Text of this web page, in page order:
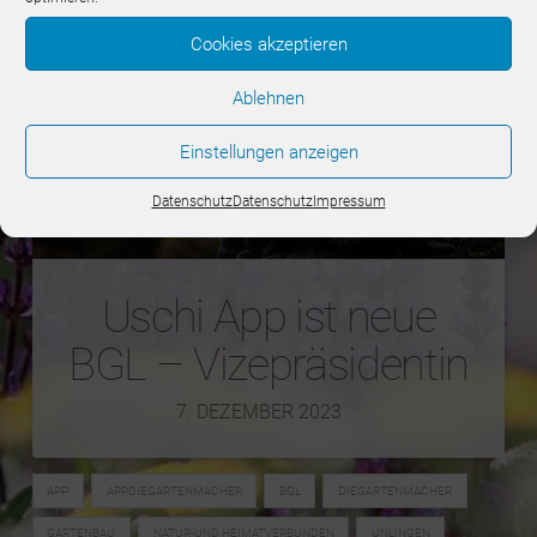
Cookies akzeptieren
Ablehnen
Einstellungen anzeigen
DatenschutzDatenschutzImpressum
Uschi App ist neue
BGL – Vizepräsidentin
7. DEZEMBER 2023
APP APPDIEGARTENMACHER BGL DIEGARTENMACHER
GARTENBAU NATUR-UND HEIMATVERBUNDEN UNLINGEN